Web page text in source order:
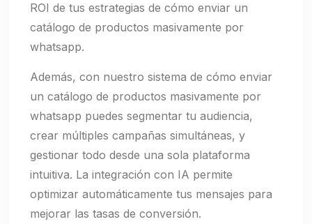
ROI de tus estrategias de cómo enviar un
catálogo de productos masivamente por
whatsapp.
Además, con nuestro sistema de cómo enviar
un catálogo de productos masivamente por
whatsapp puedes segmentar tu audiencia,
crear múltiples campañas simultáneas, y
gestionar todo desde una sola plataforma
intuitiva. La integración con IA permite
optimizar automáticamente tus mensajes para
mejorar las tasas de conversión.